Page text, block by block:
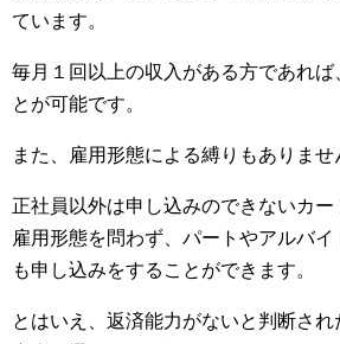
ています。
毎月１回以上の収入がある方であれば
とが可能です。
また、雇用形態による縛りもありませ
正社員以外は申し込みのできないカー
雇用形態を問わず、パートやアルバ
も申し込みをすることができます。
とはいえ、返済能力がないと判断さ